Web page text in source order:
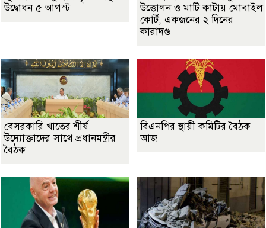
উদ্বোধন ৫ আগস্ট
উত্তোলন ও মাটি কাটায় মোবাইল
কোর্ট, একজনের ২ দিনের
কারাদণ্ড
বেসরকারি খাতের শীর্ষ
উদ্যোক্তাদের সাথে প্রধানমন্ত্রীর
বৈঠক
বিএনপির স্থায়ী কমিটির বৈঠক
আজ